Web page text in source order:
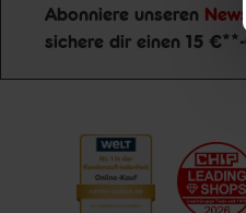
Newsletter
Abonniere unseren
sichere dir einen 15